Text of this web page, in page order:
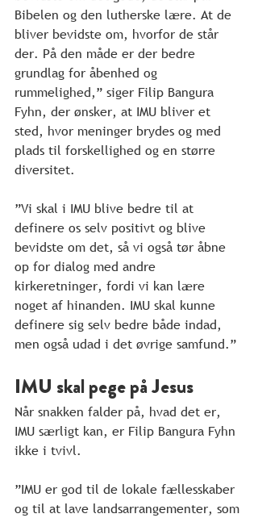
Bibelen og den lutherske lære. At de
bliver bevidste om, hvorfor de står
der. På den måde er der bedre
grundlag for åbenhed og
rummelighed,” siger Filip Bangura
Fyhn, der ønsker, at IMU bliver et
sted, hvor meninger brydes og med
plads til forskellighed og en større
diversitet.
”Vi skal i IMU blive bedre til at
definere os selv positivt og blive
bevidste om det, så vi også tør åbne
op for dialog med andre
kirkeretninger, fordi vi kan lære
noget af hinanden. IMU skal kunne
definere sig selv bedre både indad,
men også udad i det øvrige samfund.”
IMU skal pege på Jesus
Når snakken falder på, hvad det er,
IMU særligt kan, er Filip Bangura Fyhn
ikke i tvivl.
”IMU er god til de lokale fællesskaber
og til at lave landsarrangementer, som